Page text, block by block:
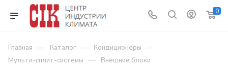
0
Главная — Каталог — Кондиционеры —
Мульти-сплит-системы — Внешние блоки